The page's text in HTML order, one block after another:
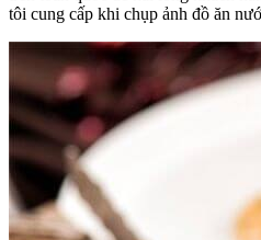
tôi cung cấp khi chụp ảnh đồ ăn